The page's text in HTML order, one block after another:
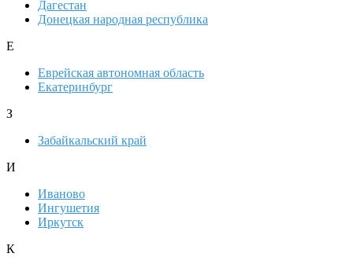
Дагестан
Донецкая народная республика
Е
Еврейская автономная область
Екатеринбург
З
Забайкальский край
И
Иваново
Ингушетия
Иркутск
К